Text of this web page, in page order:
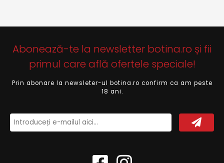
Abonează-te la newsletter botina.ro și fii
primul care află ofertele speciale!
Prin abonare la newsleter-ul botina.ro confirm ca am peste
18 ani.